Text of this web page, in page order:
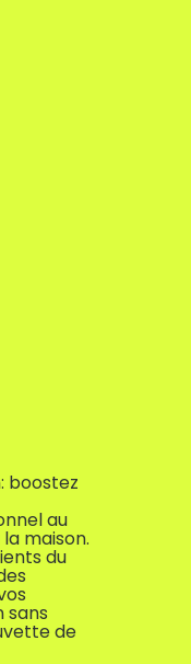
boostez
au
maison.
du
sans
de